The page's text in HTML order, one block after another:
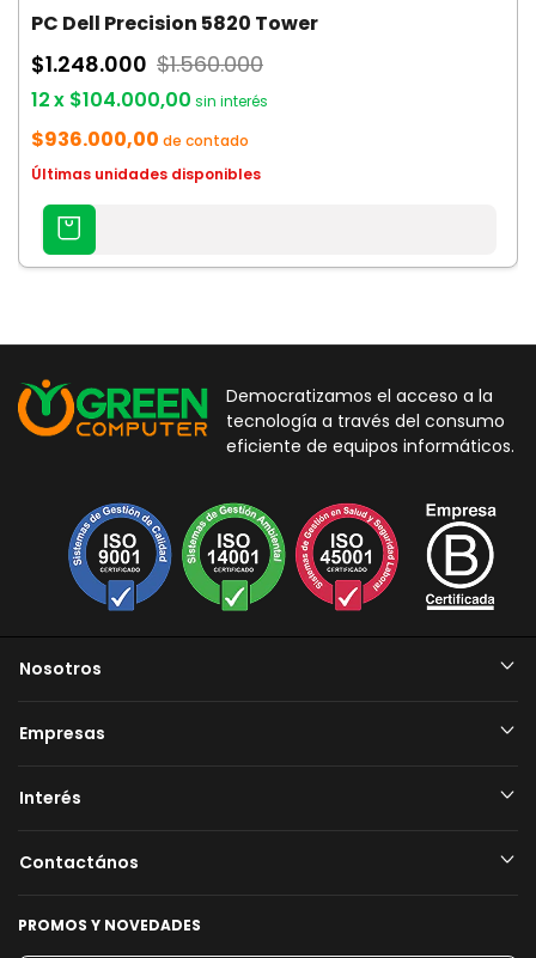
PC Dell Precision 5820 Tower
$1.248.000 $1.560.000
12x $104.000,00 sin interés
$936.000,00 de contado
Últimas unidades disponibles
AGREGAR
CARRITO
Democratizamos el acceso a la
tecnología a través del consumo
eficiente de equipos informáticos.
Nosotros
Empresas
Interés
Contactános
PROMOS Y NOVEDADES